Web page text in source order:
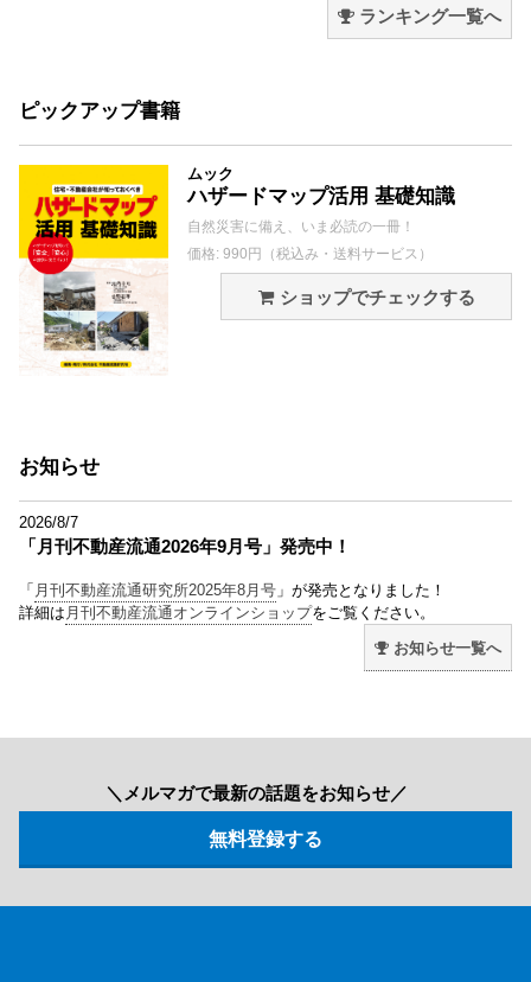
ランキング一覧へ
ピックアップ書籍
ムック
ハザードマップ活用 基礎知識
自然災害に備え、いま必読の一冊！
価格: 990円（税込み・送料サービス）
ショップでチェックする
お知らせ
2026/8/7
「月刊不動産流通2026年9月号」発売中！
「 月刊不動産流通研究所2025年8月号 」が発売となりました！
詳細は 月刊不動産流通オンラインショップをご覧ください。
お知らせ一覧へ
＼メルマガで最新の話題をお知らせ／